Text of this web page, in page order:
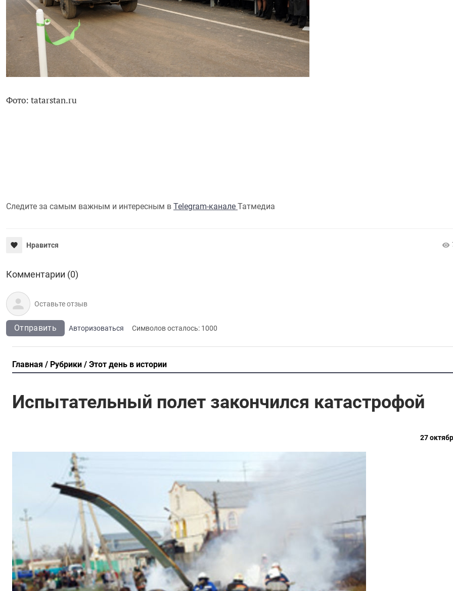
Фото: tatarstan.ru
Следите за самым важным и интересным в Telegram-канале Татмедиа
Нравится
Комментарии (0)
Отправить Авторизоваться Символов осталось: 1000
Главная Рубрики Этот день в истории
Испытательный полет закончился катастрофой
27